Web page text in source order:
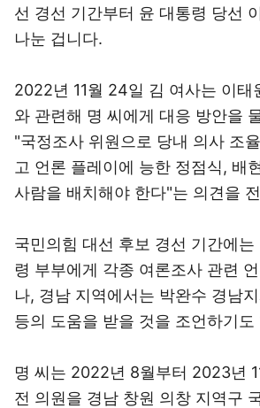
선 경선 기간부터 윤 대통령 당선
나눈 겁니다.
2022년 11월 24일 김 여사는 이태
와 관련해 명 씨에게 대응 방안을
"국정조사 위원으로 당내 의사 조
고 언론 플레이에 능한 정점식, 배
사람을 배치해야 한다"는 의견을
국민의힘 대선 후보 경선 기간에
령 부부에게 각종 여론조사 관련
나, 경남 지역에서는 박완수 경남
등의 도움을 받을 것을 조언하기도
명 씨는 2022년 8월부터 2023년
전 의원을 경남 창원 의창 지역구